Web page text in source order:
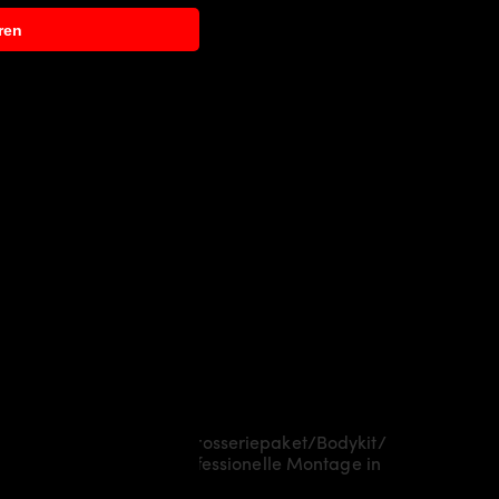
Karosseriepaket/Bodykit/
nach Region eine professionelle Montage in